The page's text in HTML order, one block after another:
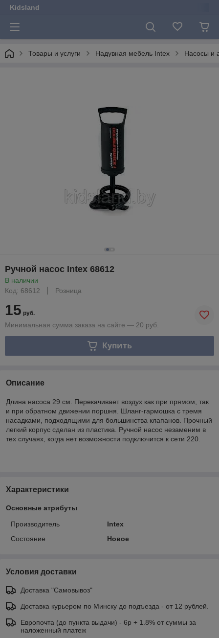
Kidsland
Товары и услуги Надувная мебель Intex Насосы и
Ручной насос Intex 68612
В наличии
Код: 68612
Розница
15 руб.
Минимальная сумма заказа на сайте — 20 руб.
Купить
Описание
Длина насоса 29 см. Перекачивает воздух как при прямом, так
и при обратном движении поршня. Шланг-гармошка с тремя
насадками, подходящими для большинства клапанов. Прочный
легкий корпус сделан из пластика. Ручной насос незаменим в
тех случаях, когда нет возможности подключится к сети 220.
Характеристики
Основные атрибуты
Производитель
Intex
Состояние
Новое
Условия доставки
Доставка "Самовывоз"
Доставка курьером по Минску до подъезда - от 12 рублей.
Европочта (до пункта выдачи) - 6р + 1.8% от суммы за
наложенный платеж